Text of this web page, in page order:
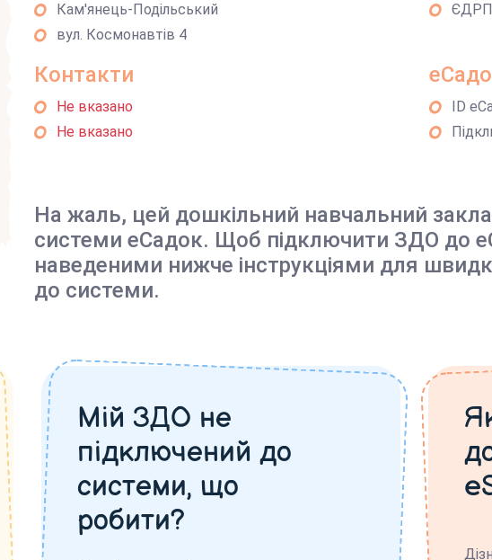
Кам'янець-Подільський
вул. Космонавтів 4
Контакти
Не вказано
Не вказано
ID
На жаль, цей дошкільний навчальний
системи еСадок. Щоб підключити ЗДО до
наведеними нижче інструкціями для
до системи.
Мій ЗДО не
підключений до
системи, що
робити?